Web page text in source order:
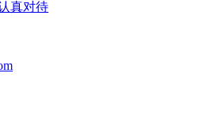
真对待